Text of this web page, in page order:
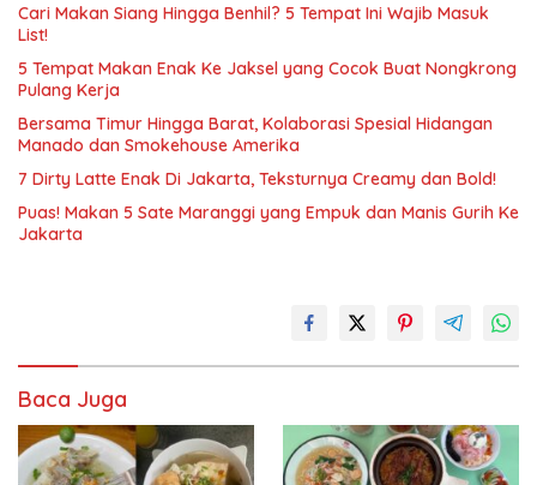
Cari Makan Siang Hingga Benhil? 5 Tempat Ini Wajib Masuk
List!
5 Tempat Makan Enak Ke Jaksel yang Cocok Buat Nongkrong
Pulang Kerja
Bersama Timur Hingga Barat, Kolaborasi Spesial Hidangan
Manado dan Smokehouse Amerika
7 Dirty Latte Enak Di Jakarta, Teksturnya Creamy dan Bold!
Puas! Makan 5 Sate Maranggi yang Empuk dan Manis Gurih Ke
Jakarta
Baca Juga